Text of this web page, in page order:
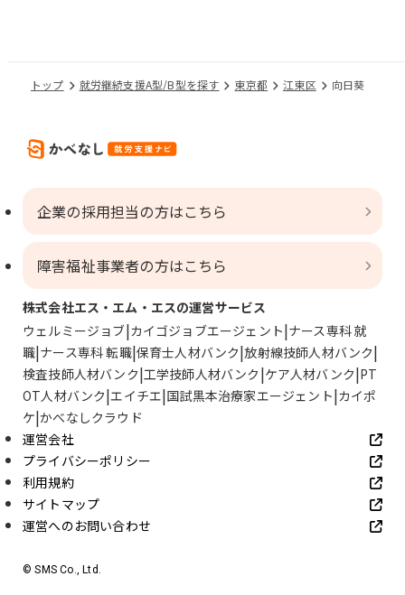
トップ 就労継続支援A型/B型を探す 東京都 江東区 向日葵
企業の採用担当の方はこちら
障害福祉事業者の方はこちら
株式会社エス・エム・エスの運営サービス
ウェルミージョブ カイゴジョブエージェント ナース専科 就
職 ナース専科 転職 保育士人材バンク 放射線技師人材バンク
検査技師人材バンク 工学技師人材バンク ケア人材バンク PT
OT人材バンク エイチエ 国試黒本治療家エージェント カイポ
ケ かべなしクラウド
運営会社
プライバシーポリシー
利用規約
サイトマップ
運営へのお問い合わせ
© SMS Co., Ltd.